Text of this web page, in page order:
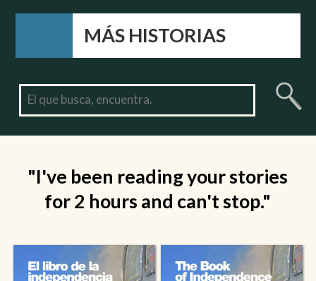
MÁS HISTORIAS
"I've been reading your stories
for 2 hours and can't stop."